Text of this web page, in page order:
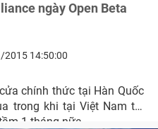
ngày Open Beta
14:50:00
chính thức tại Hàn Quốc
trong khi tại Việt Nam thì
1 tháng nữa.